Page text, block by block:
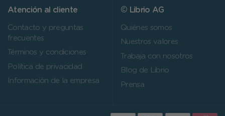
Atención al cliente
Contacto y preguntas
frecuentes
Términos y condiciones
Política de privacidad
Información de la empresa
© Librio AG
Quiénes somos
Nuestros valores
Trabaja con nosotros
Blog de Librio
Prensa